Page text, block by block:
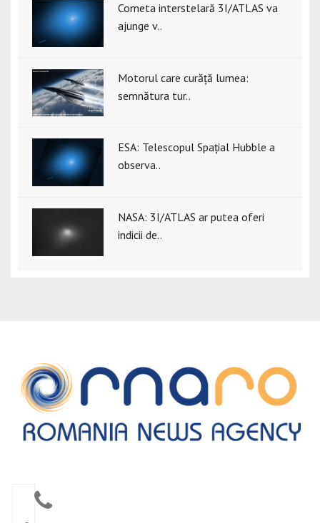
Cometa interstelară 3I/ATLAS va
ajunge v..
Motorul care curăță lumea:
semnătura tur..
ESA: Telescopul Spațial Hubble a
observa..
NASA: 3I/ATLAS ar putea oferi
indicii de..